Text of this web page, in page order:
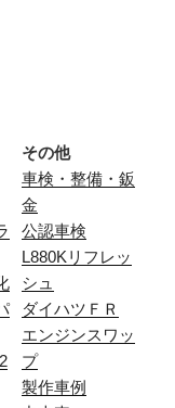
その他
車検・整備・鈑
金
公認車検
L880Kリフレッ
シュ
ダイハツＦＲ
エンジンスワッ
プ
製作車例